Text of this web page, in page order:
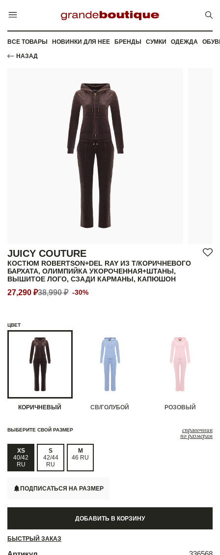
ВСЕ ТОВАРЫ НОВИНКИ ДЛЯ НЕЕ БРЕНДЫ СУМКИ ОДЕЖДА
НАЗАД
JUICY COUTURE
КОСТЮМ ROBERTSON+DEL RAY ИЗ Т/КОРИЧНЕВОГО
БАРХАТА, ОЛИМПИЙКА УКОРОЧЕННАЯ+ШТАНЫ,
ВЫШИТОЕ ЛОГО, СЗАДИ КАРМАНЫ, КАПЮШОН
27,290 ₽38,990 ₽ -30%
ЦВЕТ
КОРИЧНЕВЫЙ СВ/ГОЛУБОЙ РОЗОВЫЙ
ВЫБЕРИТЕ СВОЙ РАЗМЕР справочник
по размерам
XS
40/42
RU
S
42/44
RU
M
46 RU
ПОДПИСАТЬСЯ НА РАЗМЕР
ДОБАВИТЬ В КОРЗИНУ
БЫСТРЫЙ ЗАКАЗ